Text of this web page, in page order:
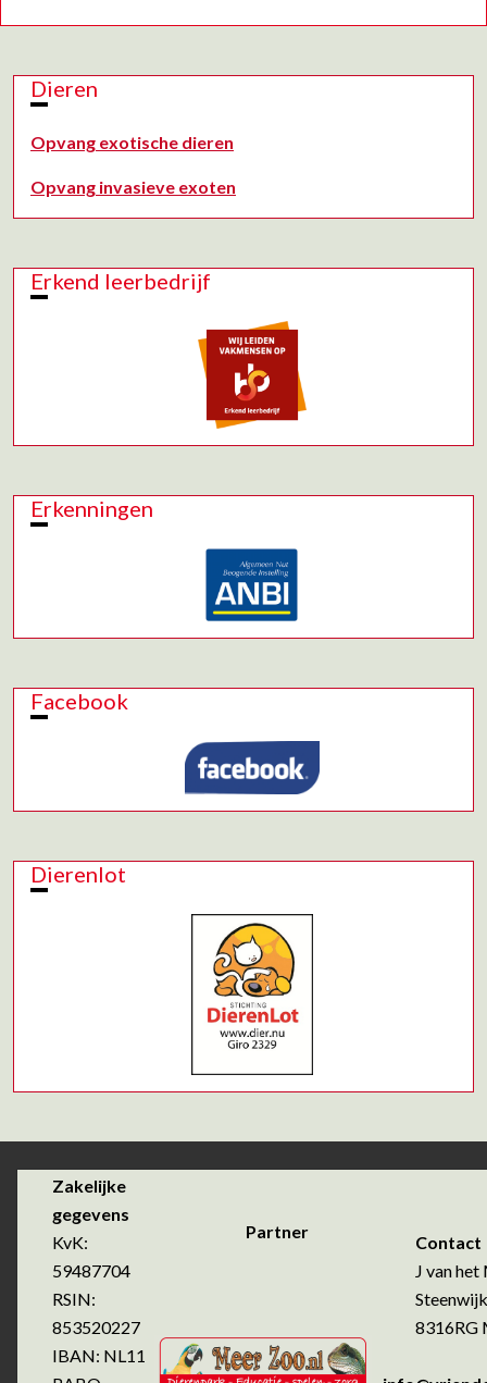
Dieren
Opvang exotische dieren
Opvang invasieve exoten
Erkend leerbedrijf
Erkenningen
Facebook
Dierenlot
Zakelijke
gegevens
KvK:
59487704
RSIN:
853520227
IBAN: NL11
Partner
Contact
J van het
8316RG